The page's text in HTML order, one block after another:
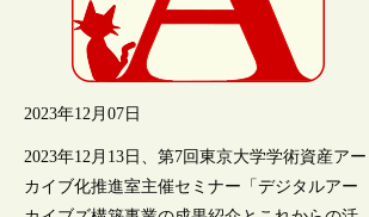
2023年12月07日
2023年12月13日、第7回東京大学学術資産アー
カイブ化推進室主催セミナー「デジタルアー